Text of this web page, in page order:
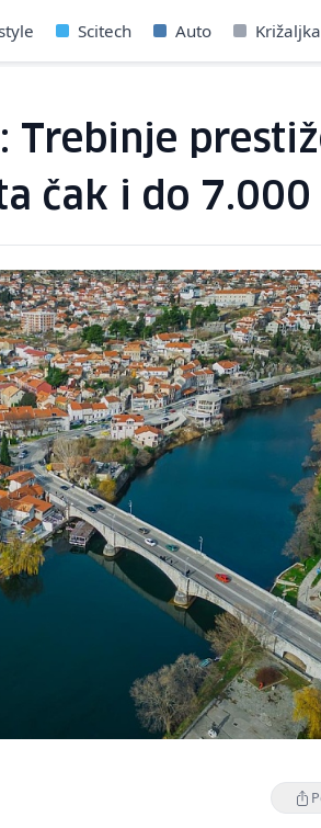
Scitech Auto Križaljka
Trebinje
čak i do 7.000